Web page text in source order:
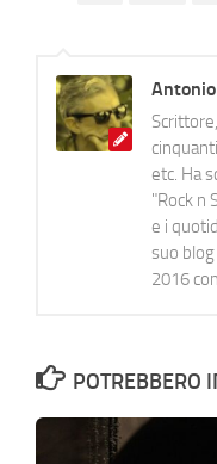
etc. Ha
"Rock n
e i
suo
2016
POTREBBERO